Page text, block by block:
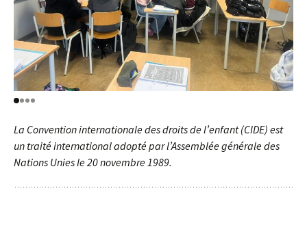
La Convention internationale des droits de l’enfant (CIDE) est
un traité international adopté par l’Assemblée générale des
Nations Unies le 20 novembre 1989.